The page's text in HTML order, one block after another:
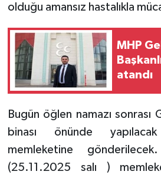
olduğu amansız hastalıkla
MHP
atandı
Bugün öğlen namazı
binası önünde
memleketine
(25.11.2025 salı )